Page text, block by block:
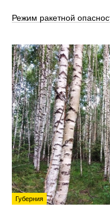
Режим ракетной
Губерния